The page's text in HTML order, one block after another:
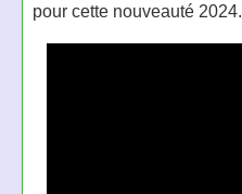
pour cette nouveauté 2024.